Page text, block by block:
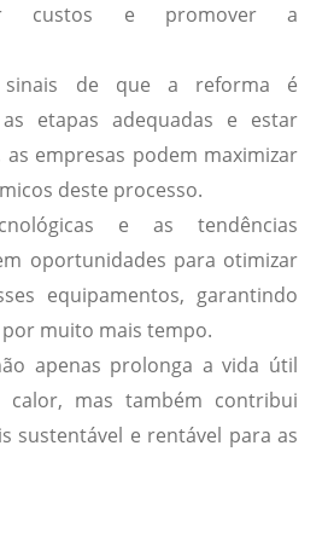
custos e promover a
de que a reforma é
etapas adequadas e estar
empresas podem maximizar
deste processo.
e as tendências
oportunidades para otimizar
equipamentos, garantindo
muito mais tempo.
apenas prolonga a vida útil
calor, mas também contribui
sustentável e rentável para as